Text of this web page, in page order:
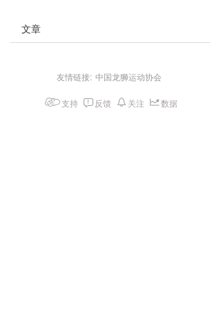
文章
友情链接: 中国龙狮运动协会
支持 反馈 关注 数据